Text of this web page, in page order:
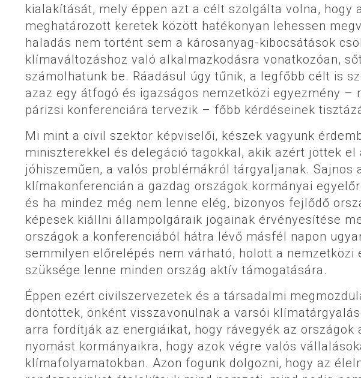
kialakítását, mely éppen azt a célt szolgálta volna, hogy
meghatározott keretek között hatékonyan lehessen
haladás nem történt sem a károsanyag-kibocsátások
klímaváltozáshoz való alkalmazkodásra vonatkozóan,
számolhatunk be. Ráadásul úgy tűnik, a legfőbb célt is
azaz egy átfogó és igazságos nemzetközi egyezmény –
párizsi konferenciára tervezik – főbb kérdéseinek
Mi mint a civil szektor képviselői, készek vagyunk
miniszterekkel és delegáció tagokkal, akik azért jöttek el
jóhiszeműen, a valós problémákról tárgyaljanak. Sajnos
klímakonferencián a gazdag országok kormányai
és ha mindez még nem lenne elég, bizonyos fejlődő
képesek kiállni állampolgáraik jogainak érvényesítése
országok a konferenciából hátra lévő másfél napon
semmilyen előrelépés nem várható, holott a nemzetközi
szüksége lenne minden ország aktív támogatására.
Éppen ezért civilszervezetek és a társadalmi
döntöttek, önként visszavonulnak a varsói
arra fordítják az energiáikat, hogy rávegyék az
nyomást kormányaikra, hogy azok végre valós
klímafolyamatokban. Azon fogunk dolgozni, hogy az